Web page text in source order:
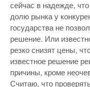
сейчас в надежде,
долю рынка у
государства не
решение. Или
резко снизят цены,
известное решение
причины, кроме
Считаю, что